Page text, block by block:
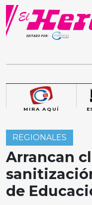
Skip
content
MIRA AQUÍ
REGIONALES
Arrancan
de